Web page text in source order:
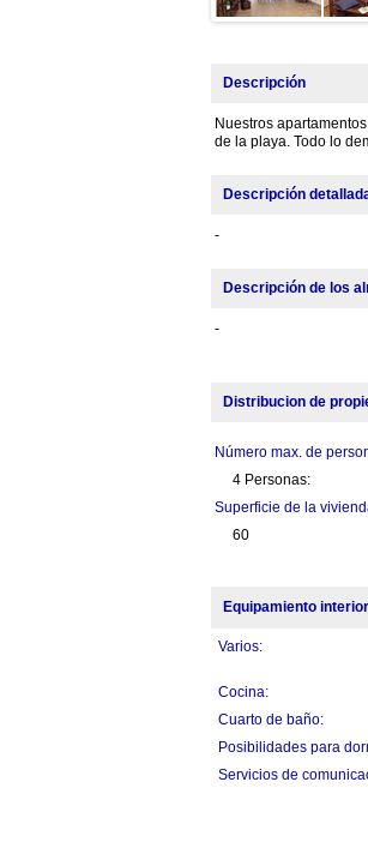
Descripción
Nuestros
de la playa. Todo lo
Descripción
-
Descripción de los
-
Distribucion de
Número max. de
4 Personas:
Superficie de la
60
Equipamiento
Varios:
Cocina:
Cuarto de baño:
Posibilidades para
Servicios de